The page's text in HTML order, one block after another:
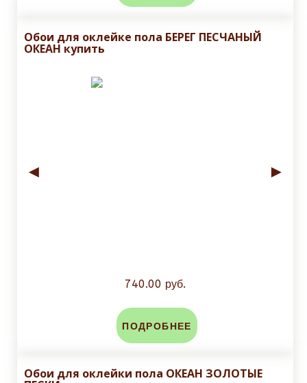
Обои для оклейке пола БЕРЕГ ПЕСЧАНЫЙ
ОКЕАН купить
◄ ►
740.00 руб.
ПОДРОБНЕЕ
Обои для оклейки пола ОКЕАН ЗОЛОТЫЕ